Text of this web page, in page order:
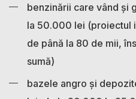
benzinării care vând și
la 50.000 lei (proiectul
de până la 80 de mii,
sumă)
bazele angro și